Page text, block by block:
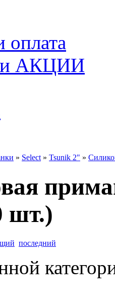
оплата
АКЦИИ
» Select » Tsunik 2" »
шт.)
последний